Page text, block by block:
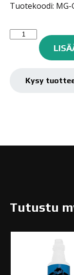
Tuotekoodi: MG-
Meguiar's
Kangaskaton
Puhdistusaine
määräKysy
Tutustu